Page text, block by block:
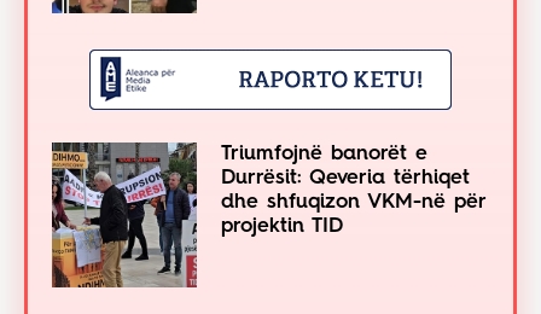
Triumfojnë banorët e
Durrësit: Qeveria tërhiqet
dhe shfuqizon VKM-në për
projektin TID